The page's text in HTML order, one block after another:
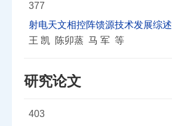
377
射电天文相控阵馈源技术发展综述
王 凯 陈卯蒸 马 军 等
研究论文
403